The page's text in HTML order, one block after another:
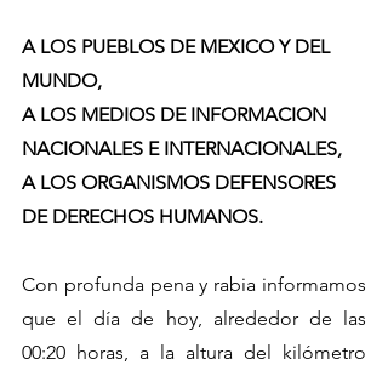
A LOS PUEBLOS DE MEXICO Y DEL
MUNDO,
A LOS MEDIOS DE INFORMACION
NACIONALES E INTERNACIONALES,
A LOS ORGANISMOS DEFENSORES
DE DERECHOS HUMANOS.
Con profunda pena y rabia informamos
que el día de hoy, alrededor de las
00:20 horas, a la altura del kilómetro